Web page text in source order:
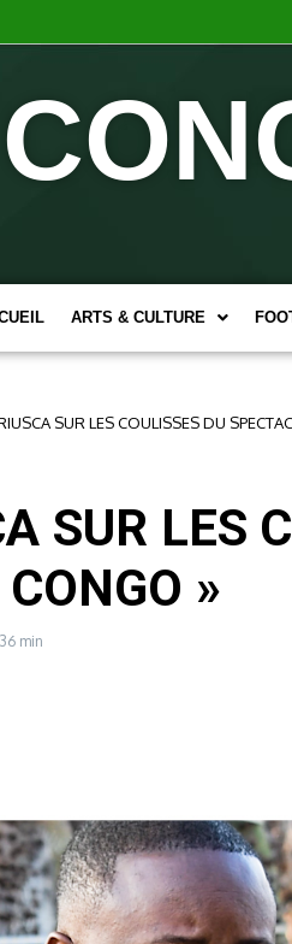
ARTS & CULTURE
SUR LES COULISSES DU
SUR LES
»
min